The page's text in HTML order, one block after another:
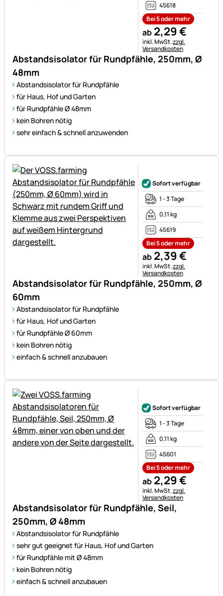
Abstandsisolator für Rundpfähle, 250mm, Ø
48mm
Abstandsisolator für Rundpfähle
für Haus, Hof und Garten
für Rundpfähle Ø 48mm
kein Bohren nötig
sehr einfach & schnell anzuwenden
45618
Bei 5 oder mehr
ab 2,29€
Steuerhinweis:
inkl. MwSt.zzgl.
Versandkosten
Abstandsisolator für Rundpfähle, 250mm, Ø
60mm
Abstandsisolator für Rundpfähle
für Haus, Hof und Garten
für Rundpfähle Ø 60mm
kein Bohren nötig
einfach & schnell anzubauen
Sofort verfügbar
1 - 3 Tage
0,11 kg
45619
Bei 5 oder mehr
ab 2,39€
Steuerhinweis:
inkl. MwSt.zzgl.
Versandkosten
Abstandsisolator für Rundpfähle, Seil,
250mm, Ø 48mm
Abstandsisolator für Rundpfähle
sehr gut geeignet für Haus, Hof und Garten
für Rundpfähle mit Ø 48mm
kein Bohren nötig
einfach & schnell anzubauen
Sofort verfügbar
1 - 3 Tage
0,11 kg
45601
Bei 5 oder mehr
ab 2,29€
Steuerhinweis:
inkl. MwSt.zzgl.
Versandkosten